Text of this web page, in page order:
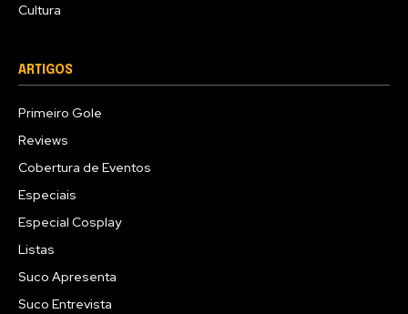
Cultura
ARTIGOS
Primeiro Gole
Reviews
Cobertura de Eventos
Especiais
Especial Cosplay
Listas
Suco Apresenta
Suco Entrevista